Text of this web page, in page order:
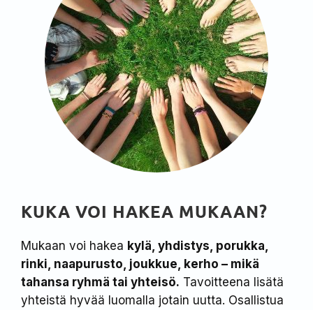
KUKA VOI HAKEA MUKAAN?
Mukaan voi hakea kylä, yhdistys, porukka,
rinki, naapurusto, joukkue, kerho – mikä
tahansa ryhmä tai yhteisö. Tavoitteena lisätä
yhteistä hyvää luomalla jotain uutta. Osallistua